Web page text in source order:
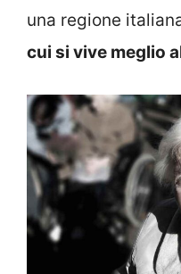
una regione
cui si vive meglio